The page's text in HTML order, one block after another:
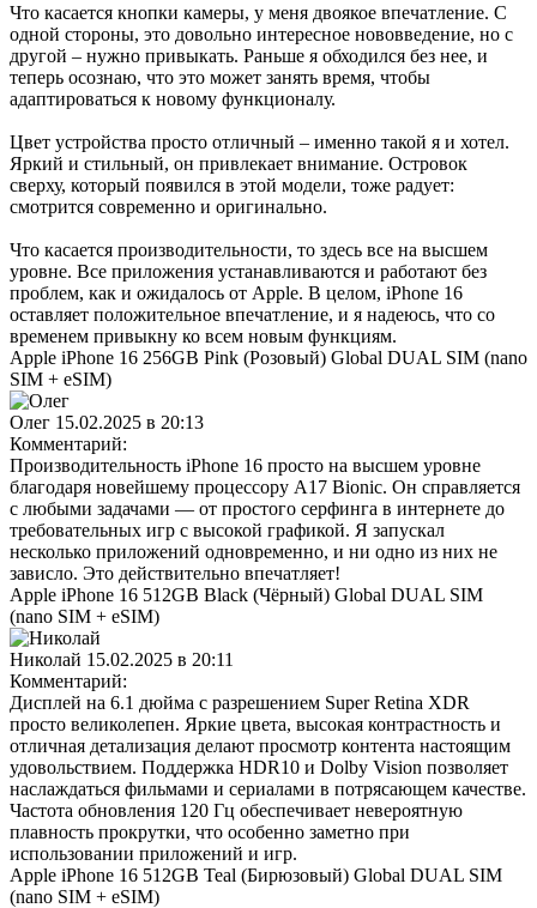
Что касается кнопки камеры, у меня двоякое впечатление. С
одной стороны, это довольно интересное нововведение, но с
другой – нужно привыкать. Раньше я обходился без нее, и
теперь осознаю, что это может занять время, чтобы
адаптироваться к новому функционалу.
Цвет устройства просто отличный – именно такой я и хотел.
Яркий и стильный, он привлекает внимание. Островок
сверху, который появился в этой модели, тоже радует:
смотрится современно и оригинально.
Что касается производительности, то здесь все на высшем
уровне. Все приложения устанавливаются и работают без
проблем, как и ожидалось от Apple. В целом, iPhone 16
оставляет положительное впечатление, и я надеюсь, что со
временем привыкну ко всем новым функциям.
Apple iPhone 16 256GB Pink (Розовый) Global DUAL SIM (nano
SIM + eSIM)
Олег 15.02.2025 в 20:13
Комментарий:
Производительность iPhone 16 просто на высшем уровне
благодаря новейшему процессору A17 Bionic. Он справляется
с любыми задачами — от простого серфинга в интернете до
требовательных игр с высокой графикой. Я запускал
несколько приложений одновременно, и ни одно из них не
зависло. Это действительно впечатляет!
Apple iPhone 16 512GB Black (Чёрный) Global DUAL SIM
(nano SIM + eSIM)
Николай 15.02.2025 в 20:11
Комментарий:
Дисплей на 6.1 дюйма с разрешением Super Retina XDR
просто великолепен. Яркие цвета, высокая контрастность и
отличная детализация делают просмотр контента настоящим
удовольствием. Поддержка HDR10 и Dolby Vision позволяет
наслаждаться фильмами и сериалами в потрясающем качестве.
Частота обновления 120 Гц обеспечивает невероятную
плавность прокрутки, что особенно заметно при
использовании приложений и игр.
Apple iPhone 16 512GB Teal (Бирюзовый) Global DUAL SIM
(nano SIM + eSIM)